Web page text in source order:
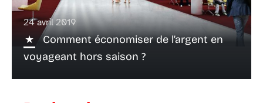
24 avril 2019
Comment économiser de l’argent en
voyageant hors saison ?